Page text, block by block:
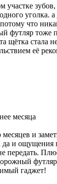
участке
уголка.
что
футляр тоже
щётка стала
её
месяца
и
да и ощущения
передать.
футляр
гаджет!